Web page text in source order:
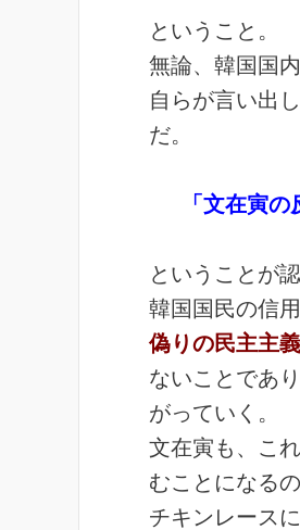
ということ。
無論、韓国国
自らが言い出
だ。
「文在寅
ということが
韓国国民の信
偽りの民主主
ないことであ
がっていく。
文在寅も、こ
むことになる
チキンレース